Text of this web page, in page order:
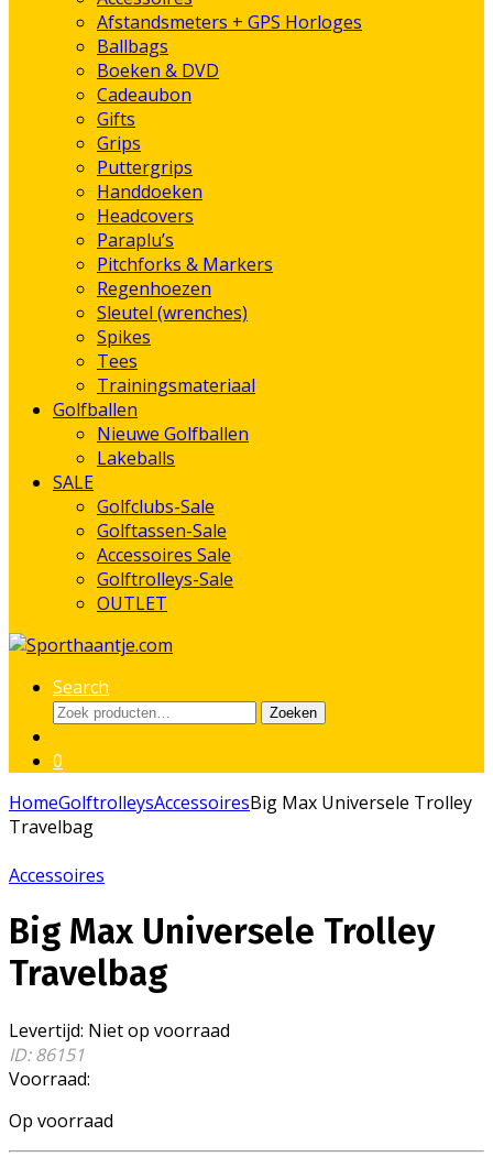
Afstandsmeters + GPS Horloges
Ballbags
Boeken & DVD
Cadeaubon
Gifts
Grips
Puttergrips
Handdoeken
Headcovers
Paraplu’s
Pitchforks & Markers
Regenhoezen
Sleutel (wrenches)
Spikes
Tees
Trainingsmateriaal
Golfballen
Nieuwe Golfballen
Lakeballs
SALE
Golfclubs-Sale
Golftassen-Sale
Accessoires Sale
Golftrolleys-Sale
OUTLET
Search
Zoeken
Zoeken
0
HomeGolftrolleysAccessoiresBig Max Universele Trolley
Travelbag
Accessoires
Big Max Universele Trolley
Travelbag
Levertijd: Niet op voorraad
ID: 86151
Voorraad:
Op voorraad